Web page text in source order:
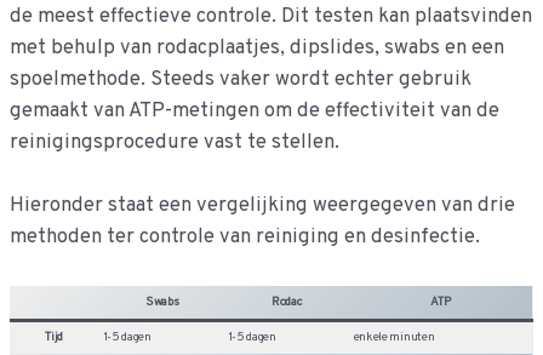
de meest effectieve controle. Dit testen kan plaatsvinden
met behulp van rodacplaatjes, dipslides, swabs en een
spoelmethode. Steeds vaker wordt echter gebruik
gemaakt van ATP-metingen om de effectiviteit van de
reinigingsprocedure vast te stellen.
Hieronder staat een vergelijking weergegeven van drie
methoden ter controle van reiniging en desinfectie.
Swabs Rodac ATP
Tijd 1-5 dagen 1-5 dagen enkele minuten